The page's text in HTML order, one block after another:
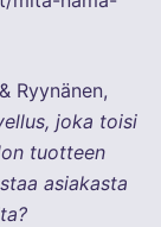
Ryynänen,
joka toisi
tuotteen
asiakasta